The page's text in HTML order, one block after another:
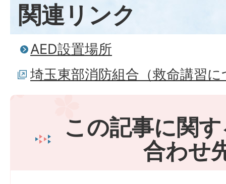
関連リンク
AED設置場所
埼玉東部消防組合（救命講習
この記事に関
合わせ